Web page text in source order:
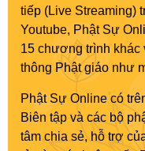
tiếp (Live Streaming)
Youtube, Phật Sự
15 chương trình khác
thông Phật giáo như
Phật Sự Online có
Biên tập và các bộ
tâm chia sẻ, hỗ trợ